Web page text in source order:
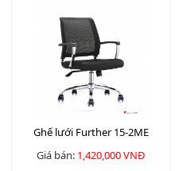
Ghế lưới Further 15-2ME
Giá bán: 1,420,000 VNĐ